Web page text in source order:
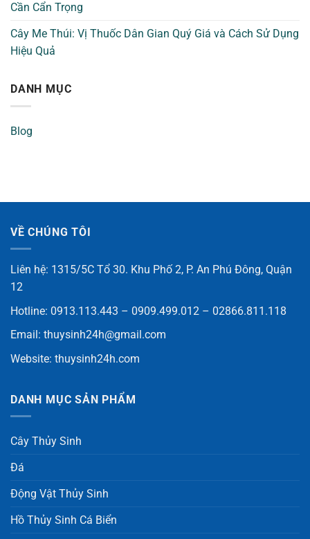
Cần Cẩn Trọng
Cây Me Thúi: Vị Thuốc Dân Gian Quý Giá và Cách Sử Dụng
Hiệu Quả
DANH MỤC
Blog
VỀ CHÚNG TÔI
Liên hệ: 1315/5C Tổ 30. Khu Phố 2, P. An Phú Đông, Quận
12
Hotline: 0913.113.443 – 0909.499.012 – 02866.811.118
Email: thuysinh24h@gmail.com
Website: thuysinh24h.com
DANH MỤC SẢN PHẨM
Cây Thủy Sinh
Đá
Động Vật Thủy Sinh
Hồ Thủy Sinh Cá Biển